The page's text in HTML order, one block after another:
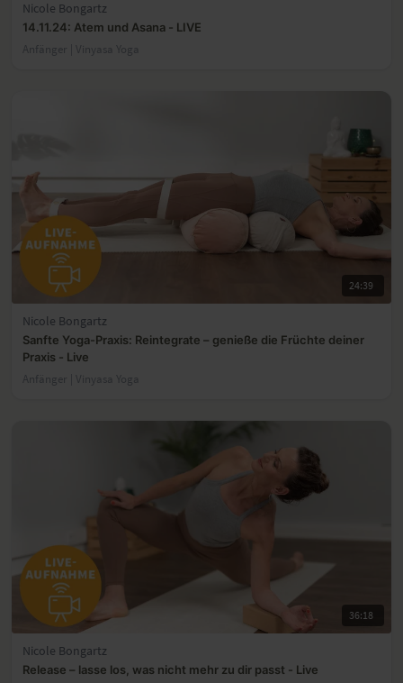
Nicole Bongartz
14.11.24: Atem und Asana - LIVE
Anfänger | Vinyasa Yoga
24:39
Nicole Bongartz
Sanfte Yoga-Praxis: Reintegrate – genieße die Früchte deiner
Praxis - Live
Anfänger | Vinyasa Yoga
36:18
Nicole Bongartz
Release – lasse los, was nicht mehr zu dir passt - Live